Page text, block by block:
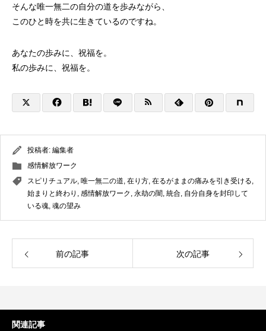
そんな唯一無二の自分の道を歩みながら、
このひと時を共に生きているのですね。
あなたの歩みに、祝福を。
私の歩みに、祝福を。
投稿者: 編集者
感情解放ワーク
スピリチュアル, 唯一無二の道, 在り方, 在るがままの痛みを引き受ける,
始まりと終わり , 感情解放ワーク , 永劫の闇, 統合, 自分自身を封印して
いる魂, 魂の望み
前の記事 次の記事
関連記事